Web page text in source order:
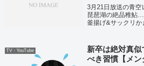
3月21日放送の青
琵琶湖の絶品稚鮎
釜揚げ&サックリか
コンビーフを紹介い
TV・YouTube
新卒は絶対真
べき習慣【メン